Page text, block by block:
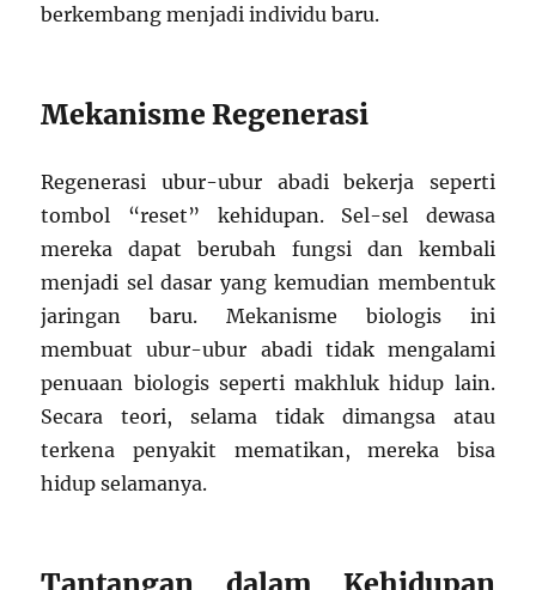
berkembang menjadi individu baru.
Mekanisme Regenerasi
Regenerasi ubur-ubur abadi bekerja seperti
tombol “reset” kehidupan. Sel-sel dewasa
mereka dapat berubah fungsi dan kembali
menjadi sel dasar yang kemudian membentuk
jaringan baru. Mekanisme biologis ini
membuat ubur-ubur abadi tidak mengalami
penuaan biologis seperti makhluk hidup lain.
Secara teori, selama tidak dimangsa atau
terkena penyakit mematikan, mereka bisa
hidup selamanya.
Tantangan dalam Kehidupan